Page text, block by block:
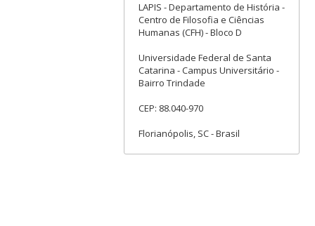
LAPIS - Departamento de História -
Centro de Filosofia e Ciências
Humanas (CFH) - Bloco D
Universidade Federal de Santa
Catarina - Campus Universitário -
Bairro Trindade
CEP: 88.040-970
Florianópolis, SC - Brasil